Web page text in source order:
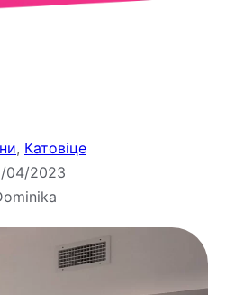
04/2023
, Катовіце